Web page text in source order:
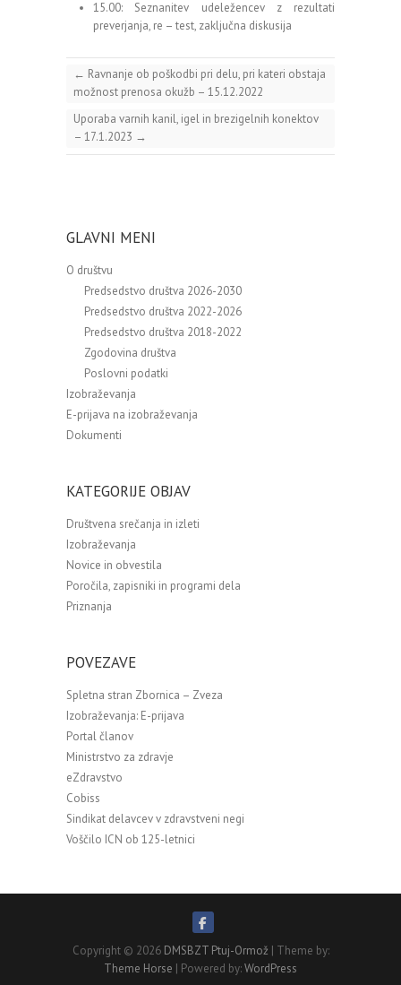
15.00: Seznanitev udeležencev z rezultati
preverjanja, re – test, zaključna diskusija
← Ravnanje ob poškodbi pri delu, pri kateri obstaja
možnost prenosa okužb – 15.12.2022
Uporaba varnih kanil, igel in brezigelnih konektov
– 17.1.2023 →
GLAVNI MENI
O društvu
Predsedstvo društva 2026-2030
Predsedstvo društva 2022-2026
Predsedstvo društva 2018-2022
Zgodovina društva
Poslovni podatki
Izobraževanja
E-prijava na izobraževanja
Dokumenti
KATEGORIJE OBJAV
Društvena srečanja in izleti
Izobraževanja
Novice in obvestila
Poročila, zapisniki in programi dela
Priznanja
POVEZAVE
Spletna stran Zbornica – Zveza
Izobraževanja: E-prijava
Portal članov
Ministrstvo za zdravje
eZdravstvo
Cobiss
Sindikat delavcev v zdravstveni negi
Voščilo ICN ob 125-letnici
Copyright © 2026 DMSBZT Ptuj-Ormož | Theme by:
Theme Horse | Powered by:WordPress